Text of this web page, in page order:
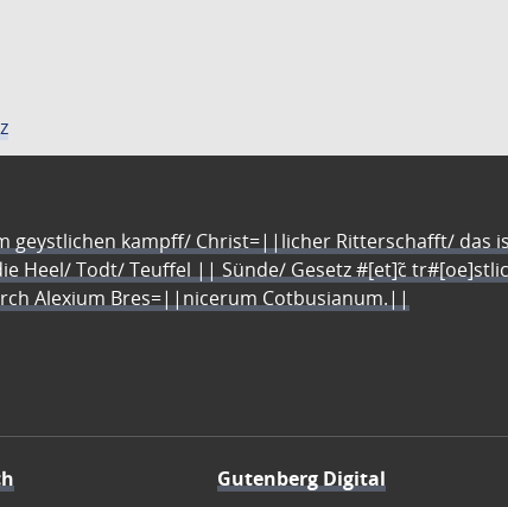
geystlichen kampff/ Christ=||licher Ritterschafft/ das
Heel/ Todt/ Teuffel || Sünde/ Gesetz #[et]c̃
Alexium Bres=||nicerum Cotbusianum.||
Gutenberg Digital